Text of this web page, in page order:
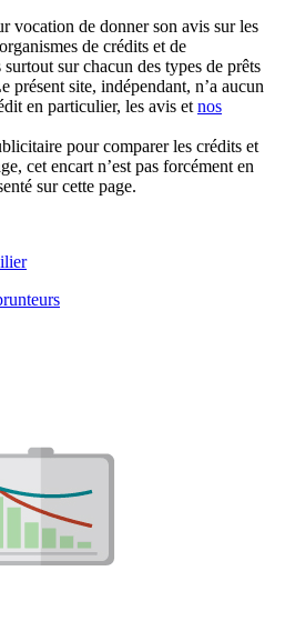
vocation de donner son avis sur les
de crédits et de
sur chacun des types de prêts
présent site, indépendant, n’a aucun
en particulier, les avis et nos
pour comparer les crédits et
cet encart n’est pas forcément en
sur cette page.